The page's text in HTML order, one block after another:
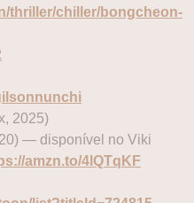
thriller/chiller/bongcheon-
2025)
— disponível no Viki
amzn.to/4lQTqKF